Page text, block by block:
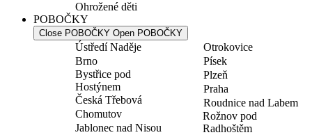
Ohrožené děti
POBOČKY
Close POBOČKY Open POBOČKY
Ústředí Naděje
Brno
Bystřice pod
Hostýnem
Česká Třebová
Chomutov
Jablonec nad Nisou
Otrokovice
Písek
Plzeň
Praha
Roudnice nad Labem
Rožnov pod
Radhoštěm